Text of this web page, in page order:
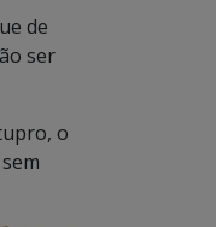
de
ser
o